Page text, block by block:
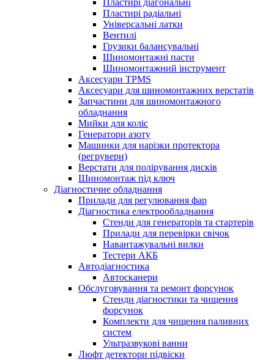
Пластирі діагональні
Пластирі радіальні
Універсальні латки
Вентилі
Грузики балансувальні
Шиномонтажні пасти
Шиномонтажний інструмент
Аксесуари TPMS
Аксесуари для шиномонтажних верстатів
Запчастини для шиномонтажного
обладнання
Мийки для коліс
Генератори азоту
Машинки для нарізки протектора
(регрувери)
Верстати для полірування дисків
Шиномонтаж під ключ
Діагностичне обладнання
Прилади для регулювання фар
Діагностика електрообладнання
Стенди для генераторів та стартерів
Прилади для перевірки свічок
Навантажувальні вилки
Тестери АКБ
Автодіагностика
Автосканери
Обслуговування та ремонт форсунок
Стенди діагностики та чищення
форсунок
Комплекти для чищення паливних
систем
Ультразвукові ванни
Люфт детектори підвіски